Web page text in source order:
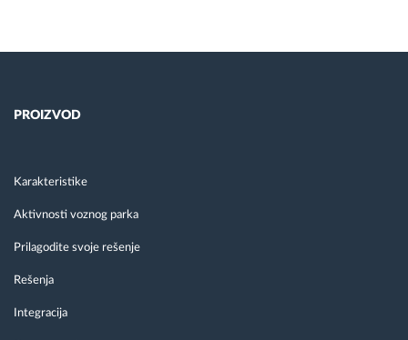
PROIZVOD
Karakteristike
Aktivnosti voznog parka
Prilagodite svoje rešenje
Rešenja
Integracija